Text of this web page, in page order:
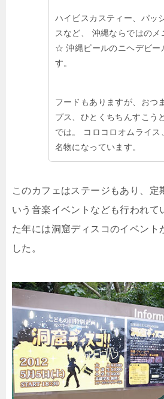
ハイビスカスティー、パッ
スなど、
沖縄ならではのメ
☆ 沖縄ビールのニヘデビー
す。
フードもありますが、おつ
プス、ひとくちちんすこう
では。
コロコロオムライ
名物になっています。
このカフェはステージもあり、定
いう音楽イベントなども行われて
た年には洞窟ディスコのイベント
した。